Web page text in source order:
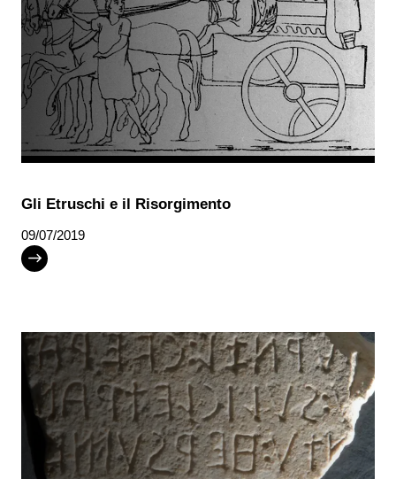
Gli Etruschi e il Risorgimento
09/07/2019